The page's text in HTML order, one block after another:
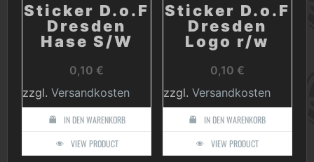
Sticker D.o.F
Dresden
Hase S/W
0,10€
zzgl. Versandkosten
IN DEN WARENKORB
VIEW PRODUCT
Sticker D.o.F
Dresden
Logo r/w
0,10 €
zzgl. Versandkosten
IN DEN WARENKORB
VIEW PRODUCT